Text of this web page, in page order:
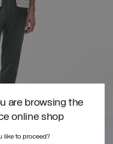
are browsing the
online shop
like to proceed?